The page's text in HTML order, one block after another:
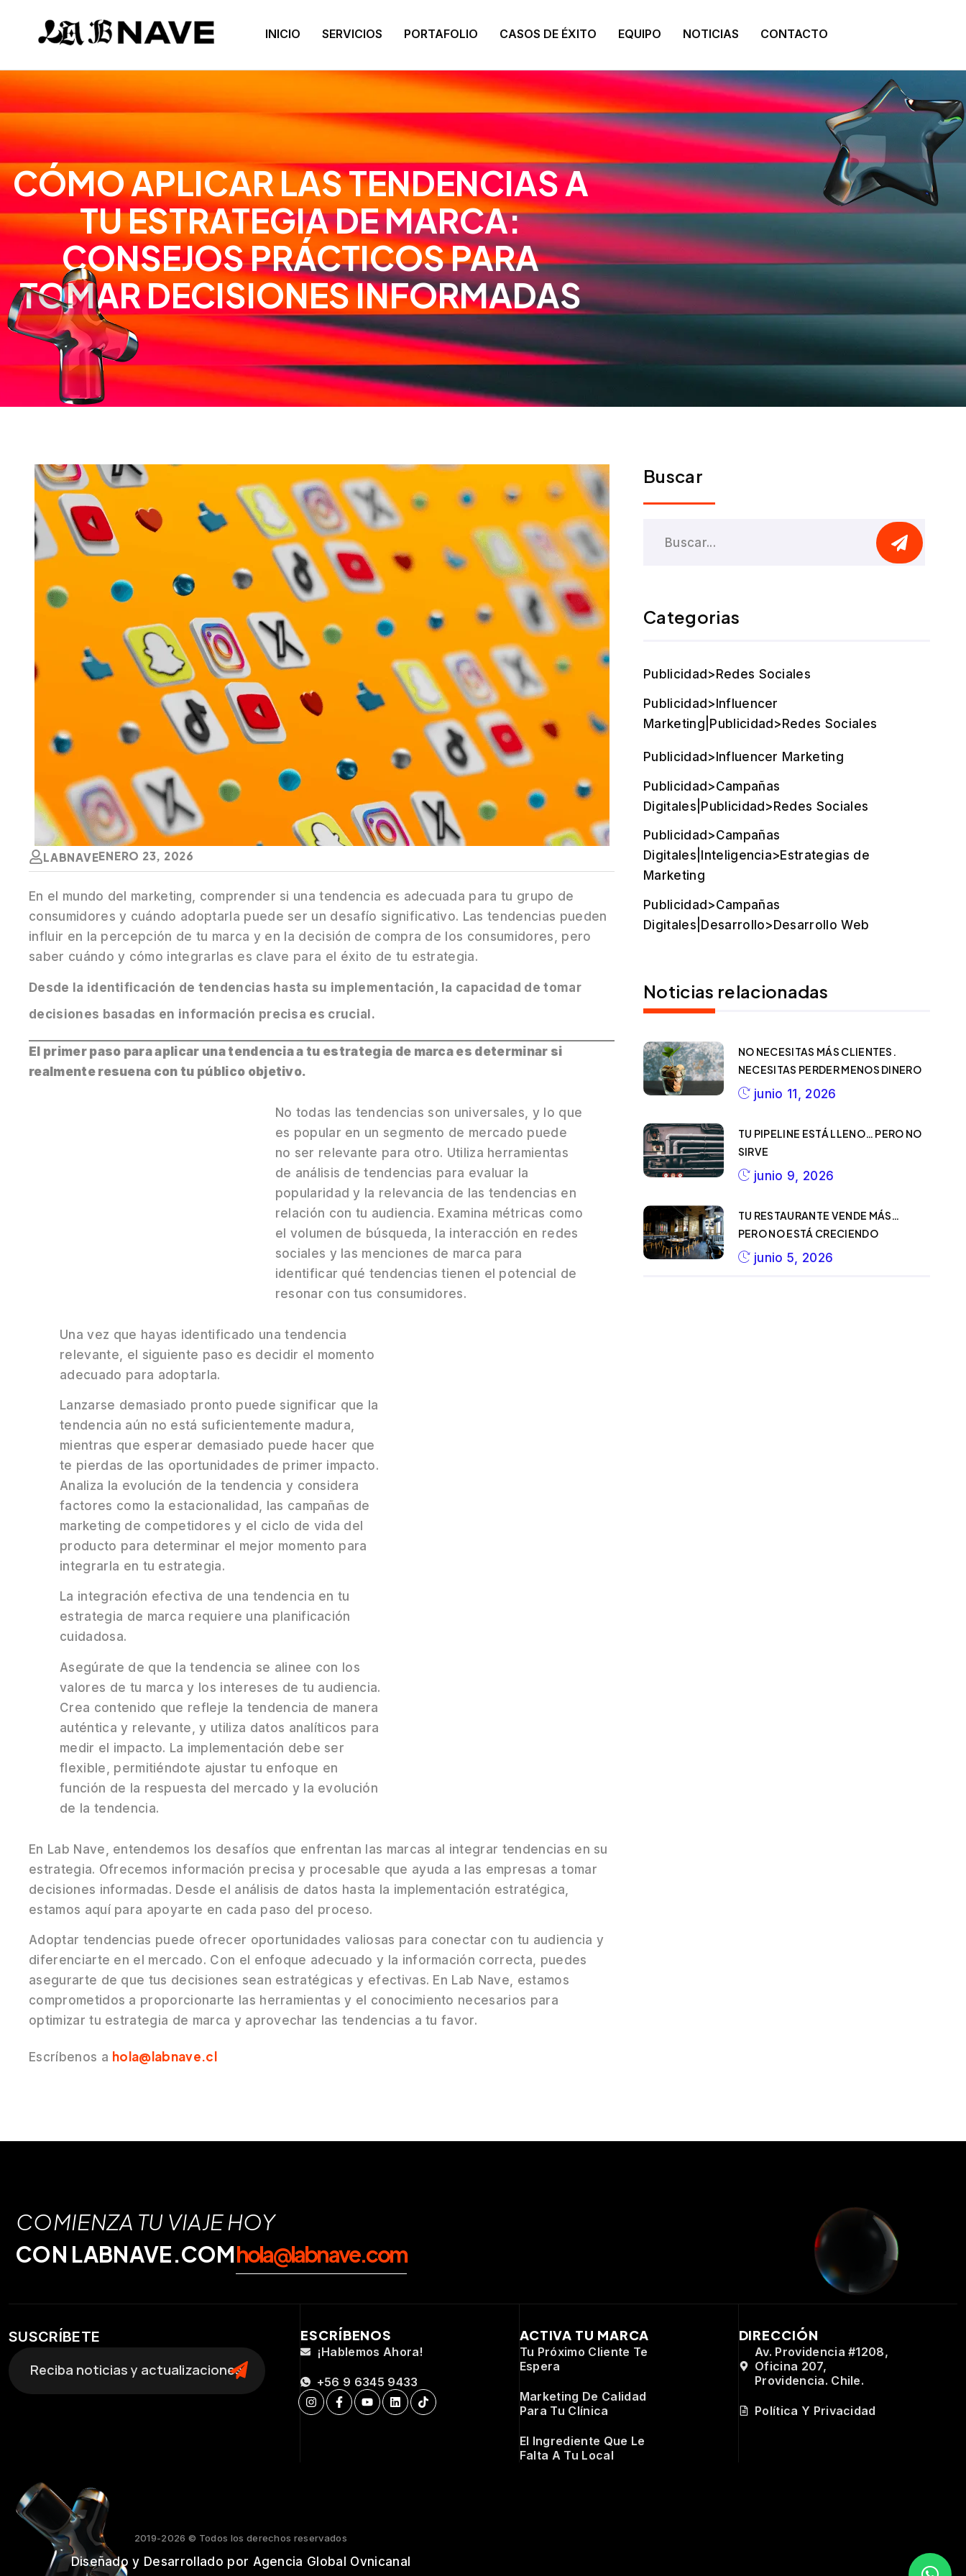
INICIO SERVICIOS PORTAFOLIO CASOS DE ÉXITO EQUIPO NOTICIAS CONTACTO
CÓMO APLICAR LAS TENDENCIAS A
TU ESTRATEGIA DE MARCA:
CONSEJOS PRÁCTICOS PARA
TOMAR DECISIONES INFORMADAS
LABNAVEENERO 23, 2026
En el mundo del marketing, comprender si una tendencia es adecuada para tu grupo de
consumidores y cuándo adoptarla puede ser un desafío significativo. Las tendencias pueden
influir en la percepción de tu marca y en la decisión de compra de los consumidores, pero
saber cuándo y cómo integrarlas es clave para el éxito de tu estrategia.
Desde la identificación de tendencias hasta su implementación, la capacidad de tomar
decisiones basadas en información precisa es crucial.
El primer paso para aplicar una tendencia a tu estrategia de marca es determinar si
realmente resuena con tu público objetivo.
No todas las tendencias son universales, y lo que
es popular en un segmento de mercado puede
no ser relevante para otro. Utiliza herramientas
de análisis de tendencias para evaluar la
popularidad y la relevancia de las tendencias en
relación con tu audiencia. Examina métricas como
el volumen de búsqueda, la interacción en redes
sociales y las menciones de marca para
identificar qué tendencias tienen el potencial de
resonar con tus consumidores.
Una vez que hayas identificado una tendencia
relevante, el siguiente paso es decidir el momento
adecuado para adoptarla.
Lanzarse demasiado pronto puede significar que la
tendencia aún no está suficientemente madura,
mientras que esperar demasiado puede hacer que
te pierdas de las oportunidades de primer impacto.
Analiza la evolución de la tendencia y considera
factores como la estacionalidad, las campañas de
marketing de competidores y el ciclo de vida del
producto para determinar el mejor momento para
integrarla en tu estrategia.
La integración efectiva de una tendencia en tu
estrategia de marca requiere una planificación
cuidadosa.
Asegúrate de que la tendencia se alinee con los
valores de tu marca y los intereses de tu audiencia.
Crea contenido que refleje la tendencia de manera
auténtica y relevante, y utiliza datos analíticos para
medir el impacto. La implementación debe ser
flexible, permitiéndote ajustar tu enfoque en
función de la respuesta del mercado y la evolución
de la tendencia.
En Lab Nave, entendemos los desafíos que enfrentan las marcas al integrar tendencias en su
estrategia. Ofrecemos información precisa y procesable que ayuda a las empresas a tomar
decisiones informadas. Desde el análisis de datos hasta la implementación estratégica,
estamos aquí para apoyarte en cada paso del proceso.
Adoptar tendencias puede ofrecer oportunidades valiosas para conectar con tu audiencia y
diferenciarte en el mercado. Con el enfoque adecuado y la información correcta, puedes
asegurarte de que tus decisiones sean estratégicas y efectivas. En Lab Nave, estamos
comprometidos a proporcionarte las herramientas y el conocimiento necesarios para
optimizar tu estrategia de marca y aprovechar las tendencias a tu favor.
Escríbenos a hola@labnave.cl
Buscar
Categorias
Publicidad>Redes Sociales
Publicidad>Influencer
Marketing|Publicidad>Redes Sociales
Publicidad>Influencer Marketing
Publicidad>Campañas
Digitales|Publicidad>Redes Sociales
Publicidad>Campañas
Digitales|Inteligencia>Estrategias de
Marketing
Publicidad>Campañas
Digitales|Desarrollo>Desarrollo Web
Noticias relacionadas
NO NECESITAS MÁS CLIENTES.
NECESITAS PERDER MENOS DINERO
junio 11, 2026
TU PIPELINE ESTÁ LLENO… PERO NO
SIRVE
junio 9, 2026
TU RESTAURANTE VENDE MÁS…
PERO NO ESTÁ CRECIENDO
junio 5, 2026
COMIENZA TU VIAJE HOY
CON LABNAVE.COMhola@labnave.com
SUSCRÍBETE ESCRÍBENOS
¡Hablemos Ahora!
+56 9 6345 9433
ACTIVA TU MARCA
Tu Próximo Cliente Te
Espera
Marketing De Calidad
Para Tu Clínica
El Ingrediente Que Le
Falta A Tu Local
DIRECCIÓN
Av. Providencia #1208,
Oficina 207,
Providencia. Chile.
Política Y Privacidad
2019-2026 © Todos los derechos reservados
Diseñado y Desarrollado por Agencia Global Ovnicanal